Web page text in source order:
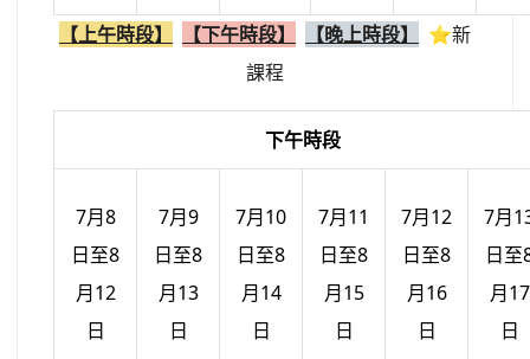
【上午時段】 【下午時段】 【晚上時段】
⭐新
課程
下午時段
7月8
日至8
月12
日
7月9
日至8
月13
日
7月10
日至8
月14
日
7月11
日至8
月15
日
7月12
日至8
月16
日
7月
日至
月17
日